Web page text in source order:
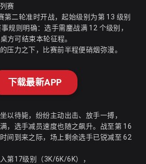
赛
第二轮准时开战，起始级别为第 13 级别
规则明确：选手需鏖战满 12 个级别，
方可结束本轮征程。
压力之下，比赛前半程便硝烟弥漫。
下载最新APP
以待毙，纷纷主动出击、放手一搏，
，选手减员速度也随之飙升。战至第 16
间到来之际，场上剩余选手已锐减至 62
第17级别（3K/6K/6K），